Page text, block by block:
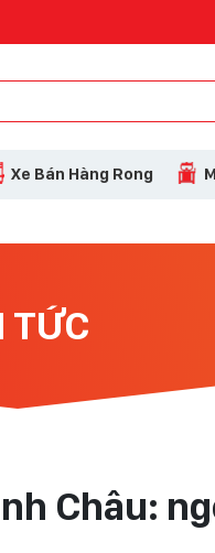
Xe Bán Hàng Rong
TỨC
Châu: